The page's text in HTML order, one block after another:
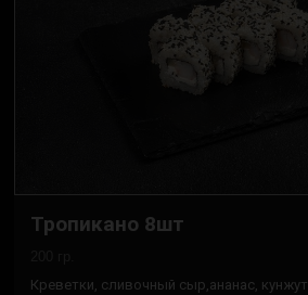
Тропикано 8шт
Креветки, сливочный сыр,ананас, кунжут